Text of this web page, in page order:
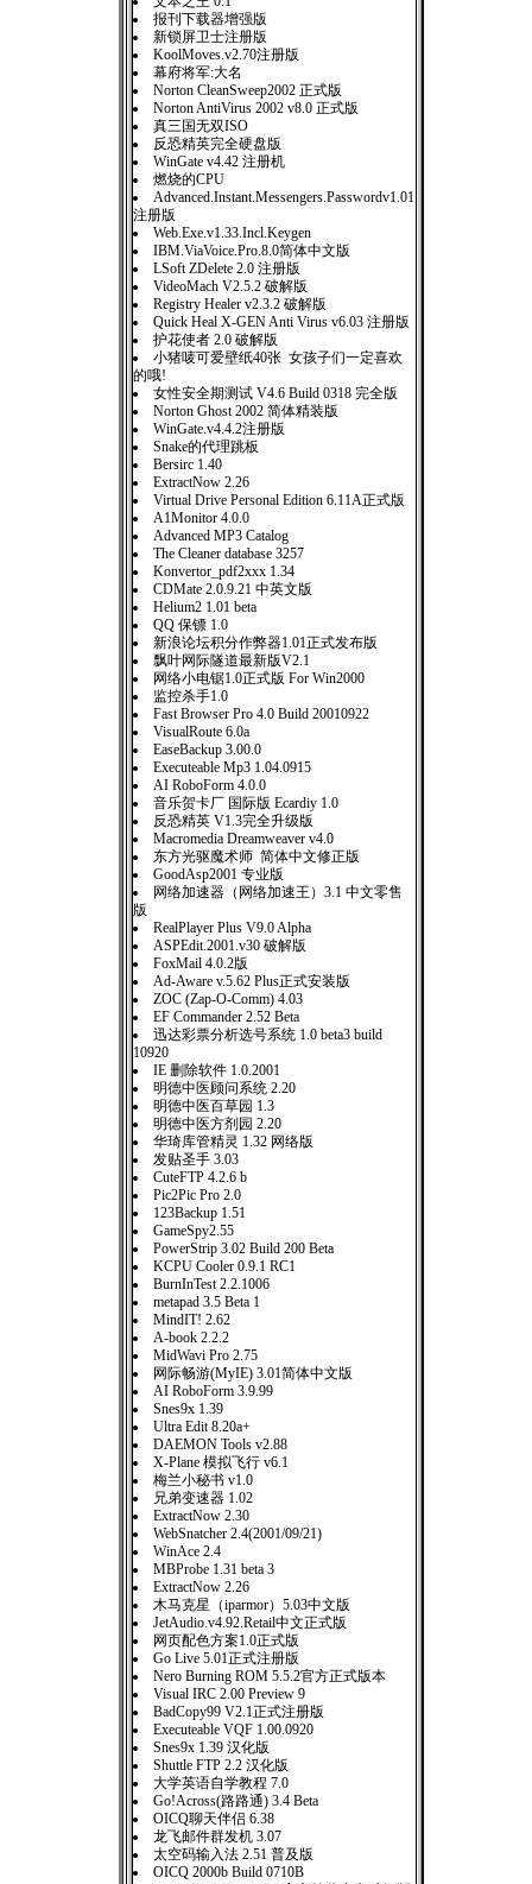
报刊下载器增强版
新锁屏卫士注册版
KoolMoves.v2.70注册版
幕府将军:大名
Norton CleanSweep2002 正式版
Norton AntiVirus 2002 v8.0 正式版
真三国无双ISO
反恐精英完全硬盘版
WinGate v4.42 注册机
燃烧的CPU
Advanced.Instant.Messengers.Passwordv1.01
注册版
Web.Exe.v1.33.Incl.Keygen
IBM.ViaVoice.Pro.8.0简体中文版
LSoft ZDelete 2.0 注册版
VideoMach V2.5.2 破解版
Registry Healer v2.3.2 破解版
Quick Heal X-GEN Anti Virus v6.03 注册版
护花使者 2.0 破解版
小猪唛可爱壁纸40张 女孩子们一定喜欢
的哦!
女性安全期测试 V4.6 Build 0318 完全版
Norton Ghost 2002 简体精装版
WinGate.v4.4.2注册版
Snake的代理跳板
Bersirc 1.40
ExtractNow 2.26
Virtual Drive Personal Edition 6.11A正式版
A1Monitor 4.0.0
Advanced MP3 Catalog
The Cleaner database 3257
Konvertor_pdf2xxx 1.34
CDMate 2.0.9.21 中英文版
Helium2 1.01 beta
QQ 保镖 1.0
新浪论坛积分作弊器1.01正式发布版
飘叶网际隧道最新版V2.1
网络小电锯1.0正式版 For Win2000
监控杀手1.0
Fast Browser Pro 4.0 Build 20010922
VisualRoute 6.0a
EaseBackup 3.00.0
Executeable Mp3 1.04.0915
AI RoboForm 4.0.0
音乐贺卡厂 国际版 Ecardiy 1.0
反恐精英 V1.3完全升级版
Macromedia Dreamweaver v4.0
东方光驱魔术师 简体中文修正版
GoodAsp2001 专业版
网络加速器（网络加速王）3.1 中文零售
版
RealPlayer Plus V9.0 Alpha
ASPEdit.2001.v30 破解版
FoxMail 4.0.2版
Ad-Aware v.5.62 Plus正式安装版
ZOC (Zap-O-Comm) 4.03
EF Commander 2.52 Beta
迅达彩票分析选号系统 1.0 beta3 build
10920
IE 删除软件 1.0.2001
明德中医顾问系统 2.20
明德中医百草园 1.3
明德中医方剂园 2.20
华琦库管精灵 1.32 网络版
发贴圣手 3.03
CuteFTP 4.2.6 b
Pic2Pic Pro 2.0
123Backup 1.51
GameSpy2.55
PowerStrip 3.02 Build 200 Beta
KCPU Cooler 0.9.1 RC1
BurnInTest 2.2.1006
metapad 3.5 Beta 1
MindIT! 2.62
A-book 2.2.2
MidWavi Pro 2.75
网际畅游(MyIE) 3.01简体中文版
AI RoboForm 3.9.99
Snes9x 1.39
Ultra Edit 8.20a+
DAEMON Tools v2.88
X-Plane 模拟飞行 v6.1
梅兰小秘书 v1.0
兄弟变速器 1.02
ExtractNow 2.30
WebSnatcher 2.4(2001/09/21)
WinAce 2.4
MBProbe 1.31 beta 3
ExtractNow 2.26
木马克星（iparmor）5.03中文版
JetAudio.v4.92.Retail中文正式版
网页配色方案1.0正式版
Go Live 5.01正式注册版
Nero Burning ROM 5.5.2官方正式版本
Visual IRC 2.00 Preview 9
BadCopy99 V2.1正式注册版
Executeable VQF 1.00.0920
Snes9x 1.39 汉化版
Shuttle FTP 2.2 汉化版
大学英语自学教程 7.0
Go!Across(路路通) 3.4 Beta
OICQ聊天伴侣 6.38
龙飞邮件群发机 3.07
太空码输入法 2.51 普及版
OICQ 2000b Build 0710B